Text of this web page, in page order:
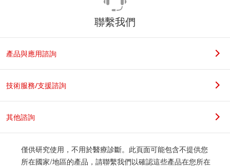
聯繫我們
產品與應用諮詢
技術服務/支援諮詢
其他諮詢
僅供研究使用，不用於醫療診斷。此頁面可能包含不提供您
所在國家/地區的產品，請聯繫我們以確認這些產品在您所在